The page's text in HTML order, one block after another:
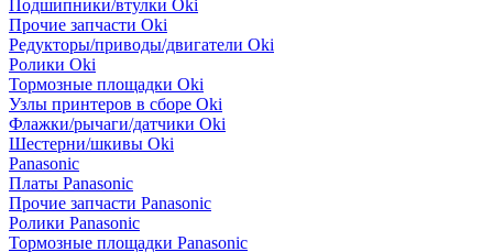
Подшипники/втулки Oki
Прочие запчасти Oki
Редукторы/приводы/двигатели Oki
Ролики Oki
Тормозные площадки Oki
Узлы принтеров в сборе Oki
Флажки/рычаги/датчики Oki
Шестерни/шкивы Oki
Panasonic
Платы Panasonic
Прочие запчасти Panasonic
Ролики Panasonic
Тормозные площадки Panasonic